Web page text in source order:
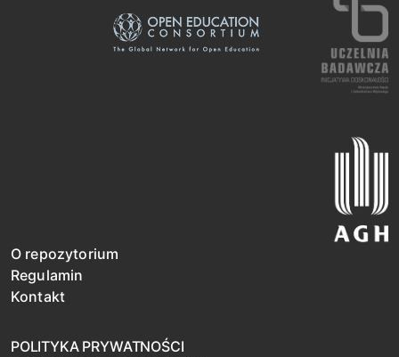
O repozytorium
Regulamin
Kontakt
POLITYKA PRYWATNOŚCI